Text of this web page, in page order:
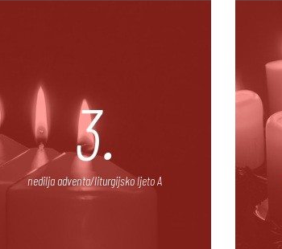
3.
nedilja adventa/liturgijsko ljeto A